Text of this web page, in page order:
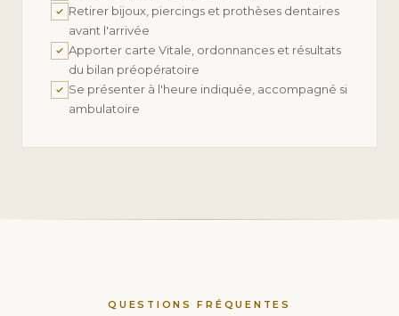
Retirer bijoux, piercings et prothèses dentaires
avant l'arrivée
Apporter carte Vitale, ordonnances et résultats
du bilan préopératoire
Se présenter à l'heure indiquée, accompagné si
ambulatoire
QUESTIONS FRÉQUENTES